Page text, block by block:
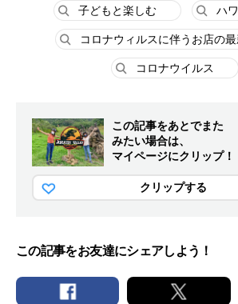
子どもと楽しむ ハ
コロナウィルスに伴うお店の
コロナウイルス
この記事をあとでまた
みたい場合は、
マイページにクリップ！
クリップする
この記事をお友達にシェアしよう！